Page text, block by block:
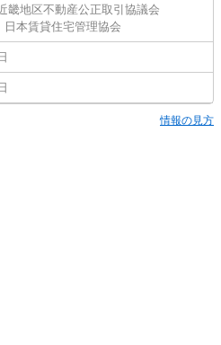
畿地区不動産公正取引協議会
本賃貸住宅管理協会
情報の見方